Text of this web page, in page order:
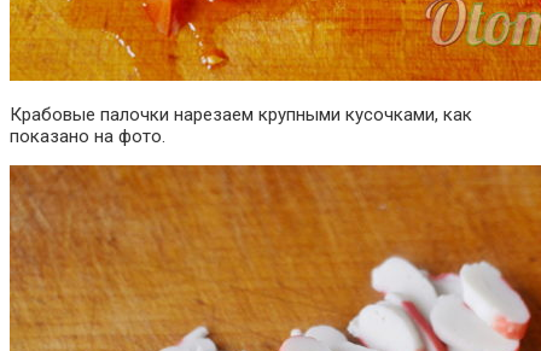
Крабовые палочки нарезаем крупными кусочками, как
показано на фото.